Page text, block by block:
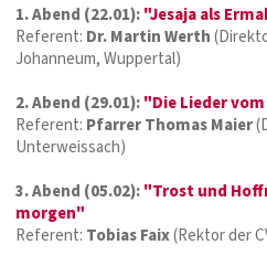
1. Abend (22.01):"Jesaja als
Referent: Dr. Martin Werth
Johanneum, Wuppertal)
2. Abend (29.01):"Die Lieder
Referent: Pfarrer Thomas Maier
Unterweissach)
3. Abend (05.02):"Trost und
morgen"
Referent: Tobias Faix(Rektor der